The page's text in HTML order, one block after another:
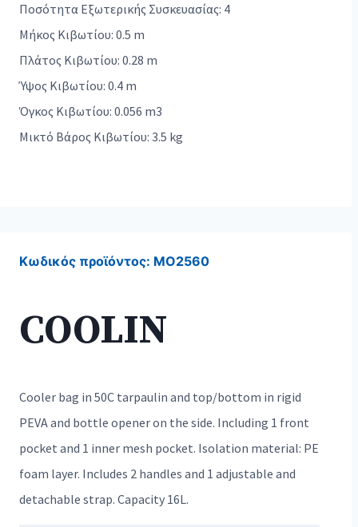
Ποσότητα Εξωτερικής Συσκευασίας: 4
Μήκος Κιβωτίου: 0.5 m
Πλάτος Κιβωτίου: 0.28 m
Ύψος Κιβωτίου: 0.4 m
Όγκος Κιβωτίου: 0.056 m3
Μικτό Βάρος Κιβωτίου: 3.5 kg
Κωδικός προϊόντος: MO2560
COOLIN
Cooler bag in 50C tarpaulin and top/bottom in rigid
PEVA and bottle opener on the side. Including 1 front
pocket and 1 inner mesh pocket. Isolation material: PE
foam layer. Includes 2 handles and 1 adjustable and
detachable strap. Capacity 16L.